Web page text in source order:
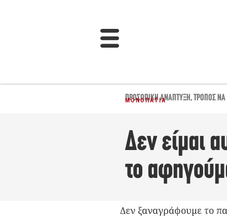
ΠΡΟΣΩΠΙΚΉ ΑΝΆΠΤΥΞΗ,ΤΡΌΠΟΣ ΝΑ
ΜΟΝΟΠΆΤΙΑ
Δεν είμαι
το
Δεν ξαναγράφουμε το